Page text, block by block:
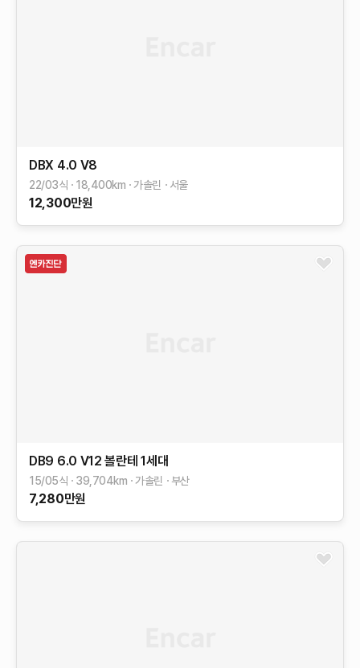
DBX 4.0 V8
22/03식 18,400km 가솔린 서울
12,300만원
DB9 6.0 V12 볼란테 1세대
15/05식 39,704km 가솔린 부산
7,280만원